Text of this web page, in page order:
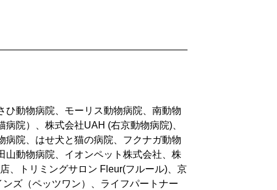
ひ動物病院、モーリス動物病院、南動物
院）、株式会社UAH (右京動物病院)、
病院、はせ犬と猫の病院、フクナガ動物
山動物病院、イオンペット株式会社、株
、トリミングサロン Fleur(フルール)、京
ズ（ペッツワン）、ライフパートナー